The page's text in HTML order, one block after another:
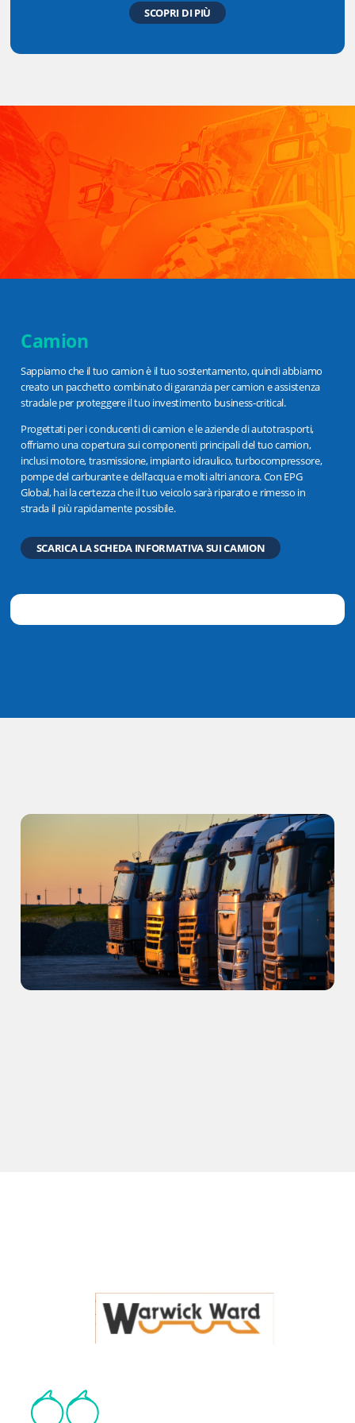
SCOPRI DI PIÙ
Camion
Sappiamo che il tuo camion è il tuo sostentamento, quindi abbiamo
creato un pacchetto combinato di garanzia per camion e assistenza
stradale per proteggere il tuo investimento business-critical.
Progettati per i conducenti di camion e le aziende di autotrasporti,
offriamo una copertura sui componenti principali del tuo camion,
inclusi motore, trasmissione, impianto idraulico, turbocompressore,
pompe del carburante e dell’acqua e molti altri ancora. Con EPG
Global, hai la certezza che il tuo veicolo sarà riparato e rimesso in
strada il più rapidamente possibile.
SCARICA LA SCHEDA INFORMATIVA SUI CAMION